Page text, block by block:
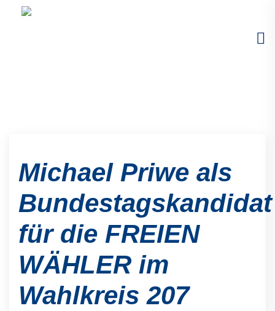
Michael Priwe als
Bundestagskandidat
für die FREIEN
WÄHLER im
Wahlkreis 207